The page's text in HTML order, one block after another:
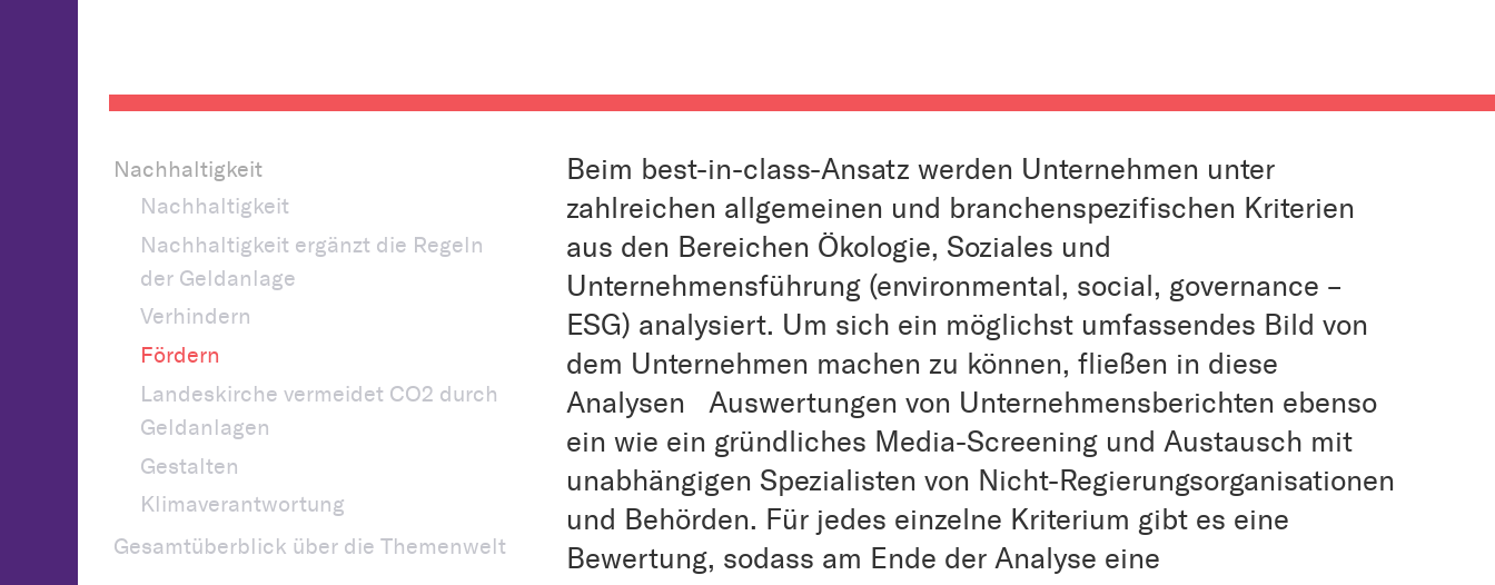
Nachhaltigkeit
Nachhaltigkeit
Nachhaltigkeit ergänzt die Regeln
der Geldanlage
Verhindern
Fördern
Landeskirche vermeidet CO2 durch
Geldanlagen
Gestalten
Klimaverantwortung
Gesamtüberblick über die Themenwelt
Beim best-in-class-Ansatz werden Unternehmen unter
zahlreichen allgemeinen und branchenspezifischen Kriterien
aus den Bereichen Ökologie, Soziales und
Unternehmensführung (environmental, social, governance –
ESG) analysiert. Um sich ein möglichst umfassendes Bild von
dem Unternehmen machen zu können, fließen in diese
Analysen Auswertungen von Unternehmensberichten ebenso
ein wie ein gründliches Media-Screening und Austausch mit
unabhängigen Spezialisten von Nicht-Regierungsorganisationen
und Behörden. Für jedes einzelne Kriterium gibt es eine
Bewertung, sodass am Ende der Analyse eine